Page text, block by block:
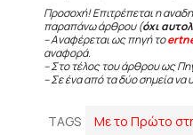
Προσοχή! Επιτρέπεται η
παραπάνω άρθρου (όχι
– Αναφέρεται ως πηγή το
αναφορά.
– Στο τέλος του άρθρου ως
– Σε ένα από τα δύο σημεία
TAGS Με το Πρώτο